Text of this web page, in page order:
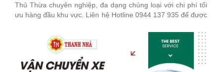
Thủ Thừa chuyên nghiệp, đa dạng chủng loại với chi phí tối
ưu hàng đầu khu vực. Liên hệ Hotline 0944 137 935 để được